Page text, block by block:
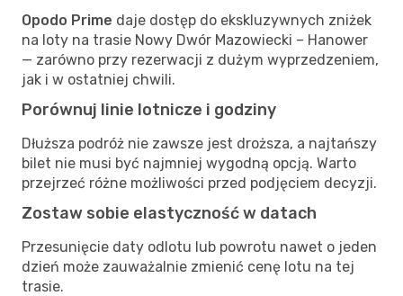
Opodo Prime daje dostęp do ekskluzywnych zniżek
na loty na trasie Nowy Dwór Mazowiecki – Hanower
— zarówno przy rezerwacji z dużym wyprzedzeniem,
jak i w ostatniej chwili.
Porównuj linie lotnicze i godziny
Dłuższa podróż nie zawsze jest droższa, a najtańszy
bilet nie musi być najmniej wygodną opcją. Warto
przejrzeć różne możliwości przed podjęciem decyzji.
Zostaw sobie elastyczność w datach
Przesunięcie daty odlotu lub powrotu nawet o jeden
dzień może zauważalnie zmienić cenę lotu na tej
trasie.